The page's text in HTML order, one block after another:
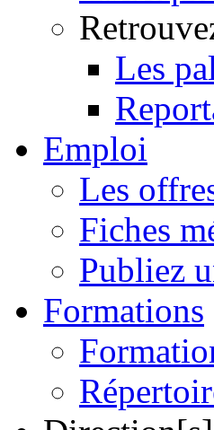
Les
Emploi
Les
Fiches
Publiez
Formations